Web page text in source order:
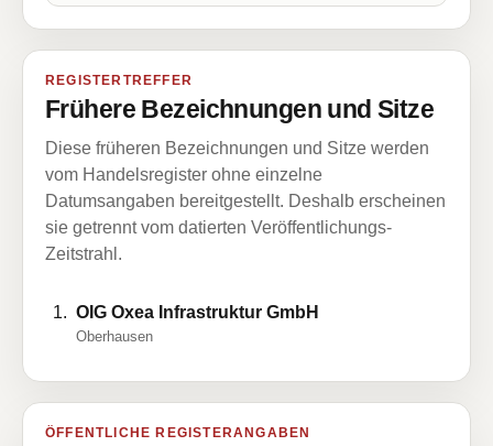
REGISTERTREFFER
Frühere Bezeichnungen und Sitze
Diese früheren Bezeichnungen und Sitze werden
vom Handelsregister ohne einzelne
Datumsangaben bereitgestellt. Deshalb erscheinen
sie getrennt vom datierten Veröffentlichungs-
Zeitstrahl.
OIG Oxea Infrastruktur GmbH
Oberhausen
ÖFFENTLICHE REGISTERANGABEN